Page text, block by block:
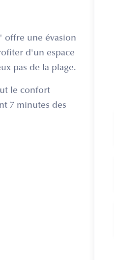
offre une évasion
d'un espace
pas de la plage.
le confort
7 minutes des